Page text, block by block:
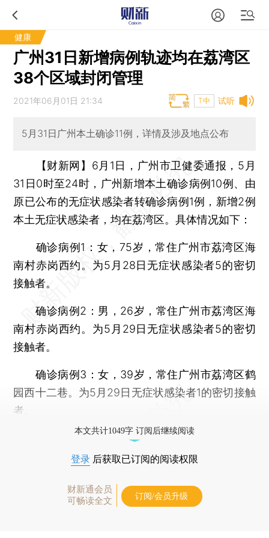
健康
广州31日新增病例轨迹均在荔湾区
38个区域封闭管理
试听
2021年06月01日 21:34 T中
5月31日广州本土确诊11例，详情及涉及地点公布
【财新网】 6月1日，广州市卫健委通报，5月
31日0时至24时，广州新增本土确诊病例10例、由
原已公布的无症状感染者转确诊病例1例，新增2例
本土无症状感染者，均在荔湾区。具体情况如下：
确诊病例1：女，75岁，常住广州市荔湾区海
南村赤岗西约。为5月28日无症状感染者5的密切
接触者。
确诊病例2：男，26岁，常住广州市荔湾区海
南村赤岗西约。为5月29日无症状感染者5的密切
接触者。
确诊病例3：女，39岁，常住广州市荔湾区鹤
园西十二巷。为5月29日无症状感染者1的密切接触
者。
本文共计1049字 订阅后继续阅读
登录 后获取已订阅的阅读权限
财新通会员
可畅读全文
订阅/会员升级